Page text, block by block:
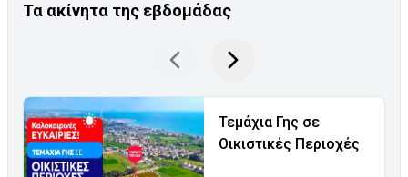
Τα ακίνητα της εβδομάδας
Τεμάχια Γης σε
Οικιστικές Περιοχές